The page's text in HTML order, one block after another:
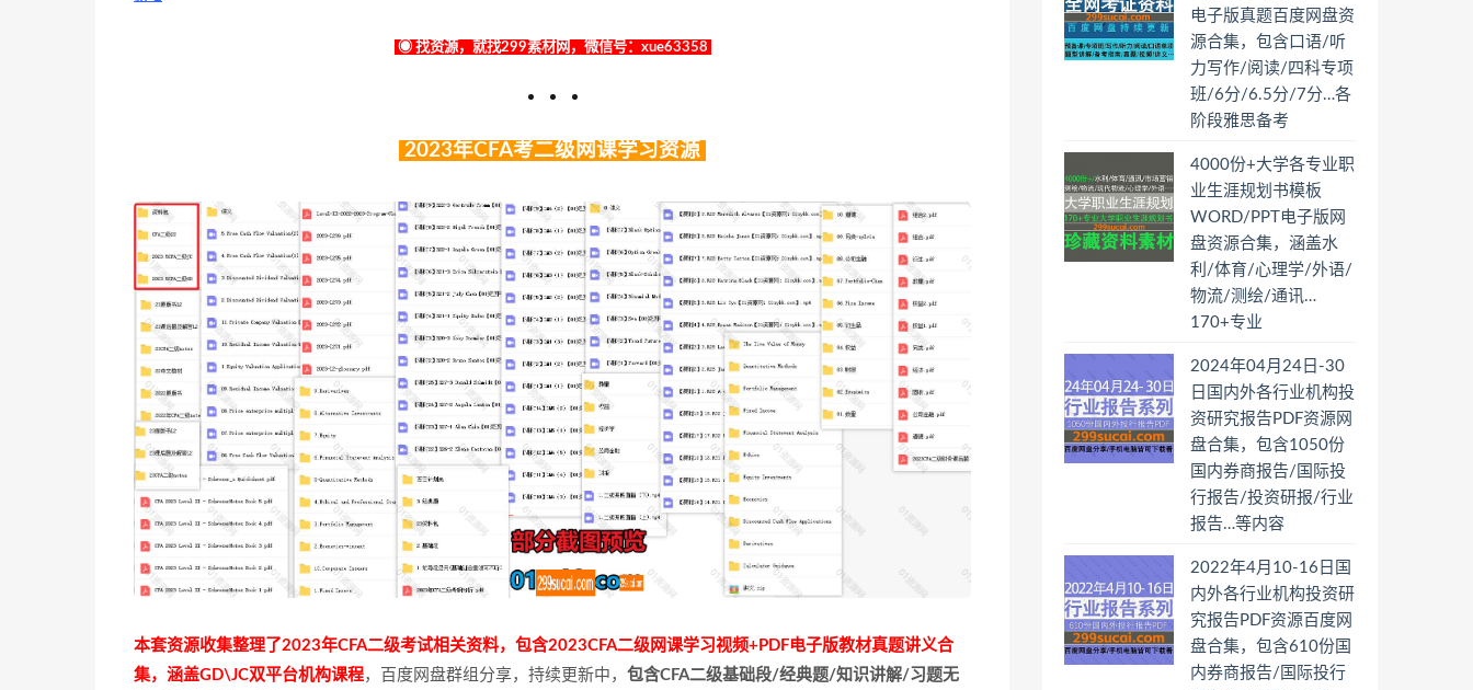
◉ 找资源，就找299素材网，微信号：xue63358
2023年CFA考二级网课学习资源
本套资源收集整理了2023年CFA二级考试相关资料，包含2023CFA二级网课学习视频+PDF电子版教材真题讲义合
集，涵盖GD\JC双平台机构课程，百度网盘群组分享，持续更新中， 包含CFA二级基础段/经典题/知识讲解/习题无
电子版真题百度网盘资
源合集，包含口语/听
力写作/阅读/四科专项
班/6分/6.5分/7分…各
阶段雅思备考
4000份+大学各专业职
业生涯规划书模板
WORD/PPT电子版网
盘资源合集，涵盖水
利/体育/心理学/外语/
物流/测绘/通讯…
170+专业
2024年04月24日-30
日国内外各行业机构投
资研究报告PDF资源网
盘合集，包含1050份
国内券商报告/国际投
行报告/投资研报/行业
报告…等内容
2022年4月10-16日国
内外各行业机构投资研
究报告PDF资源百度网
盘合集，包含610份国
内券商报告/国际投行